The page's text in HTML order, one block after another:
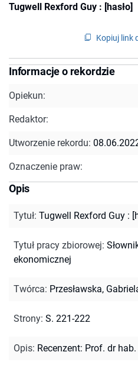
Tugwell Rexford Guy : [hasło]
Kopiuj link
Informacje o rekordzie
Opiekun:
Redaktor:
Utworzenie rekordu:
Oznaczenie praw:
Opis
Tytuł: Tugwell Rexford Guy :
Tytuł pracy zbiorowej:
ekonomicznej
Twórca: Przesławska,
Strony: S. 221-222
Opis: Recenzent: Prof. dr